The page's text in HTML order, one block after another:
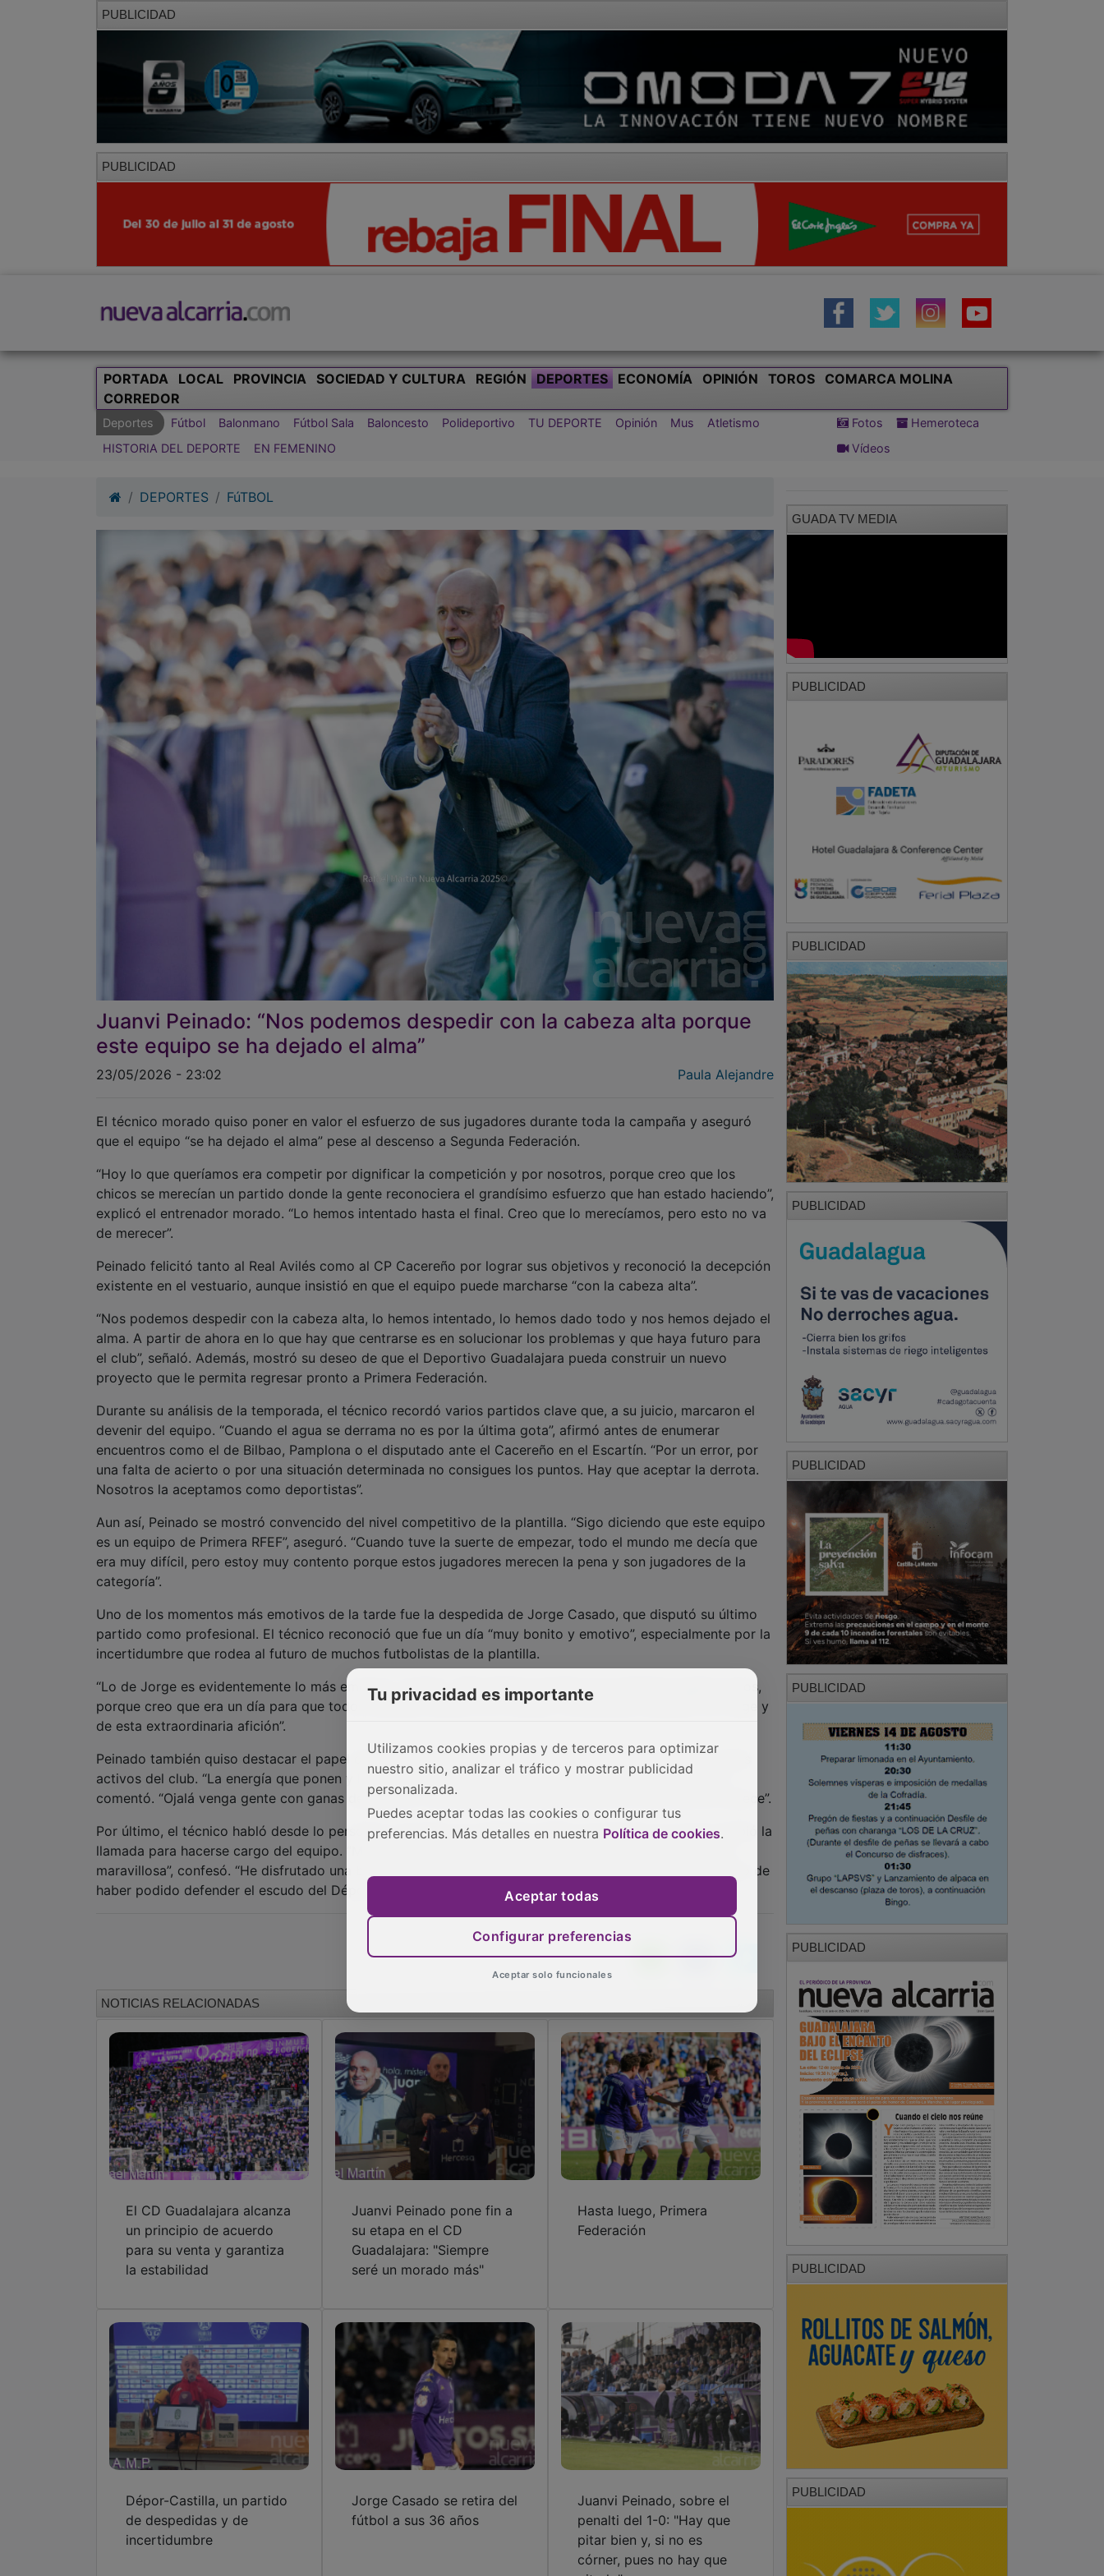
PUBLICIDAD
PUBLICIDAD
PORTADA LOCAL PROVINCIA SOCIEDAD Y CULTURA REGIÓN DEPORTES ECONOMÍA OPINIÓN TOROS
COMARCA MOLINA
CORREDOR
Deportes Fútbol Balonmano Fútbol Sala Baloncesto Polideportivo TU DEPORTE Opinión Mus
Atletismo
HISTORIA DEL DEPORTE
EN FEMENINO
Fotos
Hemeroteca
Vídeos
DEPORTES FúTBOL
Juanvi Peinado: “Nos podemos despedir con la cabeza alta porque
este equipo se ha dejado el alma”
23/05/2026 - 23:02 Paula Alejandre
El técnico morado quiso poner en valor el esfuerzo de sus jugadores durante toda la campaña y aseguró
que el equipo “se ha dejado el alma” pese al descenso a Segunda Federación.
“Hoy lo que queríamos era competir por dignificar la competición y por nosotros, porque creo que los
chicos se merecían un partido donde la gente reconociera el grandísimo esfuerzo que han estado haciendo”,
explicó el entrenador morado. “Lo hemos intentado hasta el final. Creo que lo merecíamos, pero esto no va
de merecer”.
Peinado felicitó tanto al Real Avilés como al CP Cacereño por lograr sus objetivos y reconoció la decepción
existente en el vestuario, aunque insistió en que el equipo puede marcharse “con la cabeza alta”.
“Nos podemos despedir con la cabeza alta, lo hemos intentado, lo hemos dado todo y nos hemos dejado el
alma. A partir de ahora en lo que hay que centrarse es en solucionar los problemas y que haya futuro para
el club”, señaló. Además, mostró su deseo de que el Deportivo Guadalajara pueda construir un nuevo
proyecto que le permita regresar pronto a Primera Federación.
Durante su análisis de la temporada, el técnico recordó varios partidos clave que, a su juicio, marcaron el
devenir del equipo. “Cuando el agua se derrama no es por la última gota”, afirmó antes de enumerar
encuentros como el de Bilbao, Pamplona o el disputado ante el Cacereño en el Escartín. “Por un error, por
una falta de acierto o por una situación determinada no consigues los puntos. Hay que aceptar la derrota.
Nosotros la aceptamos como deportistas”.
Aun así, Peinado se mostró convencido del nivel competitivo de la plantilla. “Sigo diciendo que este equipo
es un equipo de Primera RFEF”, aseguró. “Cuando tuve la suerte de empezar, todo el mundo me decía que
era muy difícil, pero estoy muy contento porque estos jugadores merecen la pena y son jugadores de la
categoría”.
Uno de los momentos más emotivos de la tarde fue la despedida de Jorge Casado, que disputó su último
partido como profesional. El técnico reconoció que fue un día “muy bonito y emotivo”, especialmente por la
incertidumbre que rodea al futuro de muchos futbolistas de la plantilla.
“Lo de Jorge es evidentemente lo más emotivo”, explicó. “Me hubiese gustado que hubiesen jugado todos,
porque creo que era un día para que todos hubiesen estado en el campo y se pudieran despedir de Jorge y
de esta extraordinaria afición”.
Peinado también quiso destacar el papel de la afición morada, a la que calificó como uno de los grandes
activos del club. “La energía que ponen y la gente que viene todos los días al campo es fundamental”,
comentó. “Ojalá venga gente con ganas de aportar y de sumar para poner al club en el sitio que se merece”.
Por último, el técnico habló desde lo personal y recordó con especial cariño el momento en el que recibió la
llamada para hacerse cargo del equipo. “Me quedo con el primer día porque fue el inicio de una etapa
maravillosa”, confesó. “He disfrutado una barbaridad y me siento tremendamente afortunado y orgulloso de
haber podido defender el escudo del Dépor”.
NOTICIAS RELACIONADAS
El CD Guadalajara alcanza
un principio de acuerdo
para su venta y garantiza
la estabilidad
Juanvi Peinado pone fin a
su etapa en el CD
Guadalajara: "Siempre
seré un morado más"
Hasta luego, Primera
Federación
Dépor-Castilla, un partido
de despedidas y de
incertidumbre
Jorge Casado se retira del
fútbol a sus 36 años
Juanvi Peinado, sobre el
penalti del 1-0: "Hay que
pitar bien y, si no es
córner, pues no hay que
GUADA TV MEDIA
PUBLICIDAD
PUBLICIDAD
PUBLICIDAD
PUBLICIDAD
PUBLICIDAD
PUBLICIDAD
PUBLICIDAD
PUBLICIDAD
Tu privacidad es importante
Utilizamos cookies propias y de terceros para optimizar
nuestro sitio, analizar el tráfico y mostrar publicidad
personalizada.
Puedes aceptar todas las cookies o configurar tus
preferencias. Más detalles en nuestra Política de cookies.
Aceptar todas
Configurar preferencias
Aceptar solo funcionales